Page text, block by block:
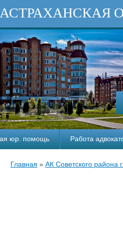
АСТРАХАНСКАЯ
юр. помощь Работа
Главная » АК Советского района